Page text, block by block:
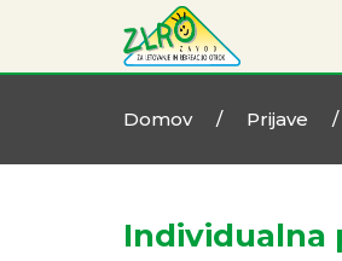
Domov / Prijave /
Individualna